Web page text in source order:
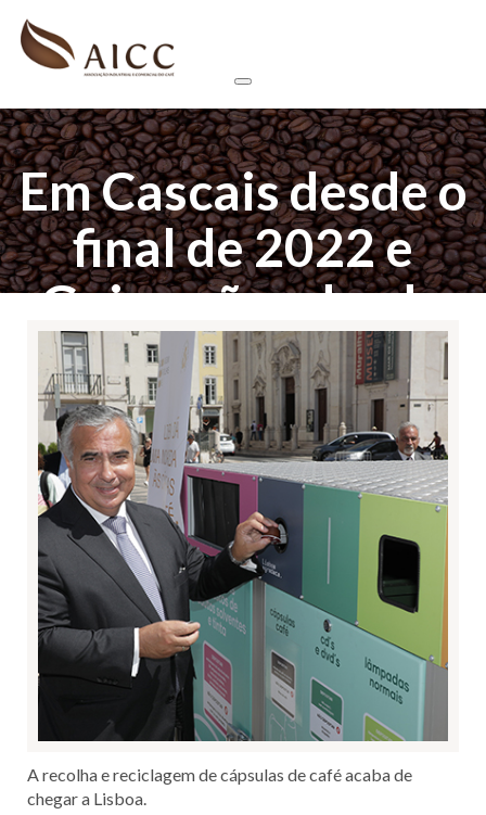
Em Cascais desde o
final de 2022 e
Guimarães desde
meados de junho, a
reciclagem de
cápsulas chegou a
Lisboa!
A recolha e reciclagem de cápsulas de café acaba de
chegar a Lisboa.